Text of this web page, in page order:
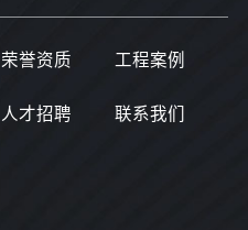
荣誉资质 工程案例
人才招聘 联系我们